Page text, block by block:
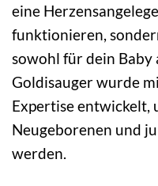
eine
funktionieren,
sowohl für dein Baby
Goldisauger wurde
Expertise entwickelt,
Neugeborenen und
werden.